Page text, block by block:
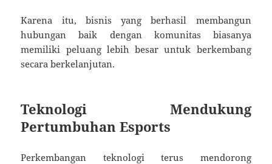
Karena itu, bisnis yang berhasil membangun
hubungan baik dengan komunitas biasanya
memiliki peluang lebih besar untuk berkembang
secara berkelanjutan.
Teknologi Mendukung
Pertumbuhan Esports
Perkembangan teknologi terus mendorong